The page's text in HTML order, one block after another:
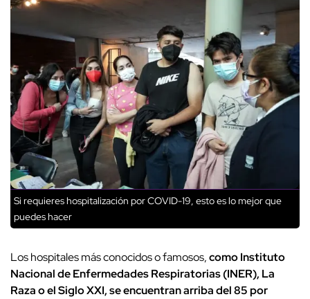
Si requieres hospitalización por COVID-19, esto es lo mejor que
puedes hacer
Los hospitales más conocidos o famosos,como Instituto
Nacional de Enfermedades Respiratorias (INER), La
Raza o el Siglo XXI, se encuentran arriba del 85 por